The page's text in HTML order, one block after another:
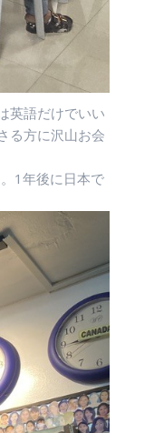
英語だけでいい
る方に沢山お会
1年後に日本で